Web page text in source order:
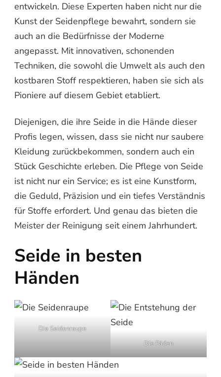
entwickeln. Diese Experten haben nicht nur die
Kunst der Seidenpflege bewahrt, sondern sie
auch an die Bedürfnisse der Moderne
angepasst. Mit innovativen, schonenden
Techniken, die sowohl die Umwelt als auch den
kostbaren Stoff respektieren, haben sie sich als
Pioniere auf diesem Gebiet etabliert.
Diejenigen, die ihre Seide in die Hände dieser
Profis legen, wissen, dass sie nicht nur saubere
Kleidung zurückbekommen, sondern auch ein
Stück Geschichte erleben. Die Pflege von Seide
ist nicht nur ein Service; es ist eine Kunstform,
die Geduld, Präzision und ein tiefes Verständnis
für Stoffe erfordert. Und genau das bieten die
Meister der Reinigung seit einem Jahrhundert.
Seide in besten
Händen
Die Seidenraupe
Die Fäden